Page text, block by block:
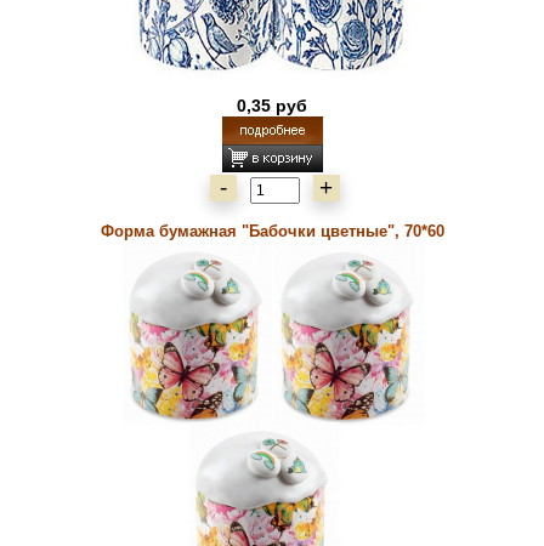
0,35 руб
- +
Форма бумажная "Бабочки цветные", 70*60